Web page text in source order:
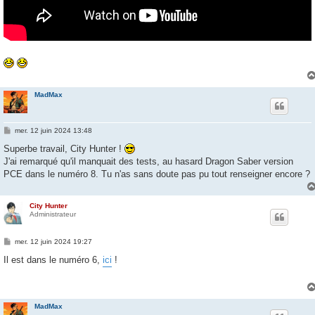
MadMax
M
s
s
a
g
mer. 12 juin 2024 13:48
Superbe travail, City Hunter !
J'ai remarqué qu'il manquait des tests, au hasard Dragon Saber version
PCE dans le numéro 8. Tu n'as sans doute pas pu tout renseigner encore ?
City Hunter
Administrateur
M
s
mer. 12 juin 2024 19:27
Il est dans le numéro 6, ici !
MadMax